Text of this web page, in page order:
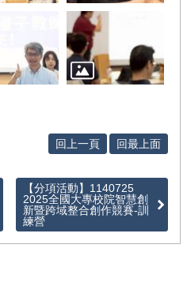
回上一頁 回最上面
【分項活動】1140725
2025全國大專校院智慧創
新暨跨域整合創作競賽-訓
練營